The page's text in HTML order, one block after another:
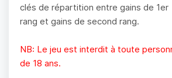
clés de répartition entre gains de 1er
rang et gains de second rang.
NB: Le jeu est interdit à toute
de 18 ans.